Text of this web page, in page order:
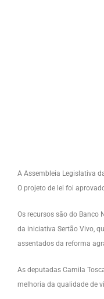
A Assembleia Legislativa
O projeto de lei foi
Os recursos são do Banco
da iniciativa Sertão Vivo,
assentados da reforma
As deputadas Camila
melhoria da qualidade de